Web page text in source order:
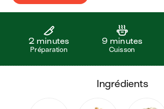
2 minutes
Préparation
9 minutes
Cuisson
ingrédients